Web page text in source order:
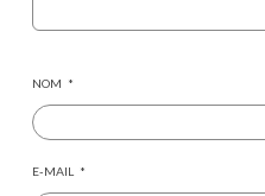
NOM *
E-MAIL *